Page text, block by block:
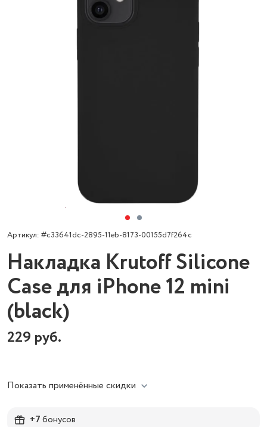
Артикул: #c33641dc-2895-11eb-8173-00155d7f264c
Накладка Krutoff Silicone
Case для iPhone 12 mini
(black)
229 руб.
Показать применённые скидки
+7бонусов